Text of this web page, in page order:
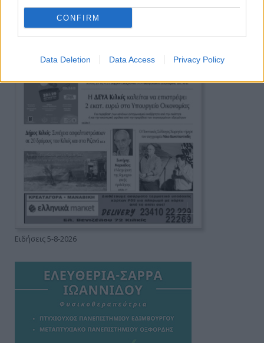
CONFIRM
Data Deletion Data Access Privacy Policy
Ειδήσεις 5-8-2026